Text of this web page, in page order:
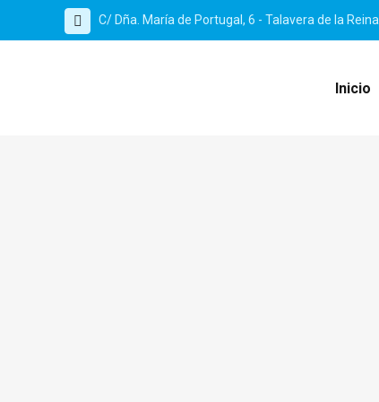
C/ Dña. María de Portugal, 6 - Talavera de la Reina
Inicio